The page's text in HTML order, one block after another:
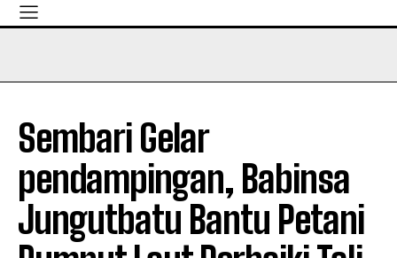
Sembari Gelar
pendampingan, Babinsa
Jungutbatu Bantu Petani